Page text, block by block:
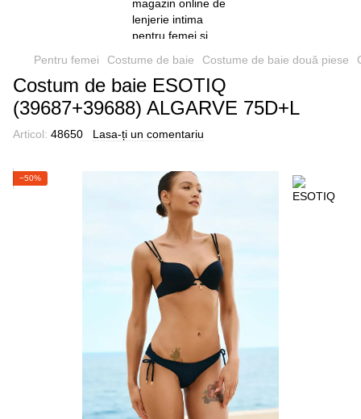
Pentru femei Costume de baie Costume de baie două piese
Costum de baie ESOTIQ
(39687+39688) ALGARVE 75D+L
Articol: 48650 Lasa-ți un comentariu
−50%